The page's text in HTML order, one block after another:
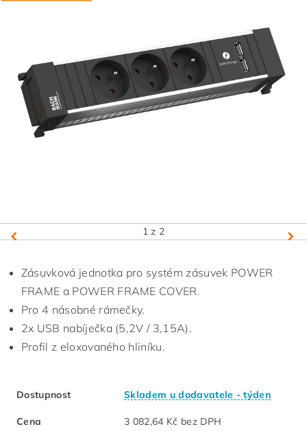
1 z 2
Zásuvková jednotka pro systém zásuvek POWER
FRAME a POWER FRAME COVER.
Pro 4 násobné rámečky.
2x USB nabíječka (5,2V / 3,15A).
Profil z eloxovaného hliníku.
Dostupnost Skladem u dodavatele - týden
Cena 3 082,64 Kč bez DPH